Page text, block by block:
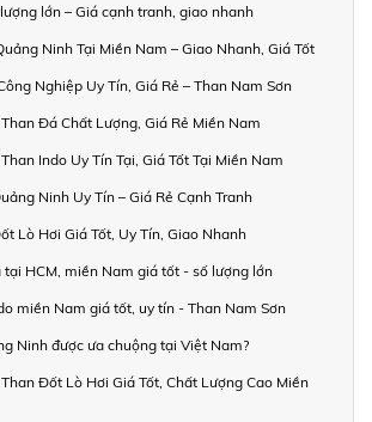
lớn – Giá cạnh tranh, giao nhanh
Ninh Tại Miền Nam – Giao Nhanh, Giá Tốt
Nghiệp Uy Tín, Giá Rẻ – Than Nam Sơn
Đá Chất Lượng, Giá Rẻ Miền Nam
Indo Uy Tín Tại, Giá Tốt Tại Miền Nam
Ninh Uy Tín – Giá Rẻ Cạnh Tranh
Lò Hơi Giá Tốt, Uy Tín, Giao Nhanh
tại HCM, miền Nam giá tốt - số lượng lớn
miền Nam giá tốt, uy tín - Than Nam Sơn
Ninh được ưa chuộng tại Việt Nam?
Đốt Lò Hơi Giá Tốt, Chất Lượng Cao Miền